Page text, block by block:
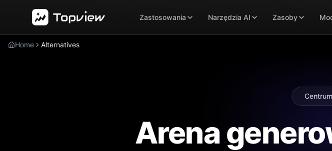
Zastosowania Narzędzia AI Zasoby
Home Alternatives
Arena